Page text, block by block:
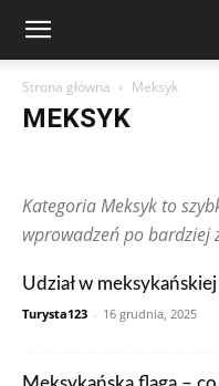
Strona główna Meksyk
MEKSYK
Francja
Grecja Gwatemala
Indie
Indonezja Irlandia
Korea Południowa
Niemcy
Norwegia Nowa
Rosja
RPA Rumunia
Szwajcaria
Szwecja
Kategoria Meksyk to
wprowadzeń po
Udział w
Turysta123 - 16 grudnia, 2025